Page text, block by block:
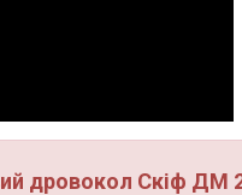
дровокол Скіф ДМ